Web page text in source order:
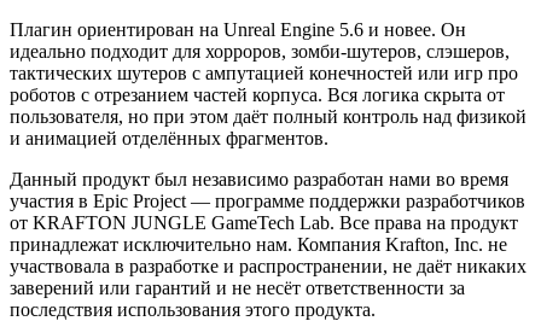
Плагин ориентирован на Unreal Engine 5.6 и новее. Он
идеально подходит для хорроров, зомби-шутеров, слэшеров,
тактических шутеров с ампутацией конечностей или игр про
роботов с отрезанием частей корпуса. Вся логика скрыта от
пользователя, но при этом даёт полный контроль над физикой
и анимацией отделённых фрагментов.
Данный продукт был независимо разработан нами во время
участия в Epic Project — программе поддержки разработчиков
от KRAFTON JUNGLE GameTech Lab. Все права на продукт
принадлежат исключительно нам. Компания Krafton, Inc. не
участвовала в разработке и распространении, не даёт никаких
заверений или гарантий и не несёт ответственности за
последствия использования этого продукта.